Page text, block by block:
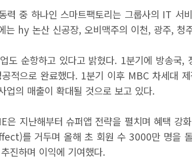
력 중 하나인 스마트팩토리는 그룹사의 IT
는 hy 논산 신공장, 오비맥주의 이천, 광주,
도 순항하고 있다고 밝혔다. 1분기에 방송
적으로 완료했다. 1분기 이후 MBC 차세대
업의 매출이 확대될 것으로 보고 있다.
은 지난해부터 슈퍼앱 전략을 펼치며 혜택 강
를 거두며 올해 초 회원 수 3000만 명을
진하며 이익에 기여했다.